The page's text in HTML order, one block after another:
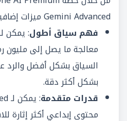
Gemini Advanced ميزات إضافية ، مثل:
فهم سياق أطول
معالجة ما يصل إلى مليون
السياق بشكل أفضل والرد
بشكل أكثر دقة.
قدرات متقدمة
محتوى إبداعي أكثر إثارة